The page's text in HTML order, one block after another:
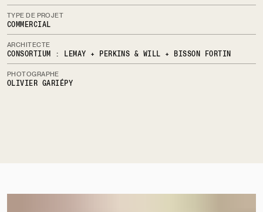
TYPE DE PROJET
COMMERCIAL
ARCHITECTE
CONSORTIUM : LEMAY + PERKINS & WILL + BISSON FORTIN
PHOTOGRAPHE
OLIVIER GARIÉPY